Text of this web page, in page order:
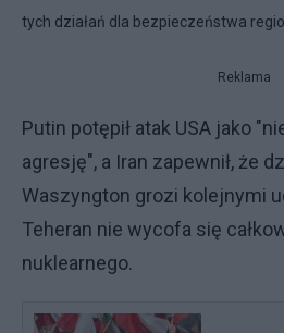
tych działań dla bezpieczeństwa
Reklama
Putin potępił atak USA jako
agresję", a Iran zapewnił, że
Waszyngton grozi kolejnymi
Teheran nie wycofa się
nuklearnego.